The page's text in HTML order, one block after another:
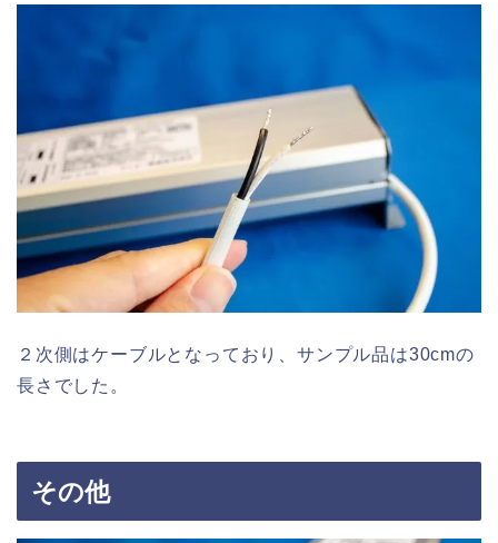
２次側はケーブルとなっており、サンプル品は30cmの
長さでした。
その他